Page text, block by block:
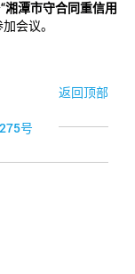
湘潭市守合同重信用
会议。
返回顶部
号